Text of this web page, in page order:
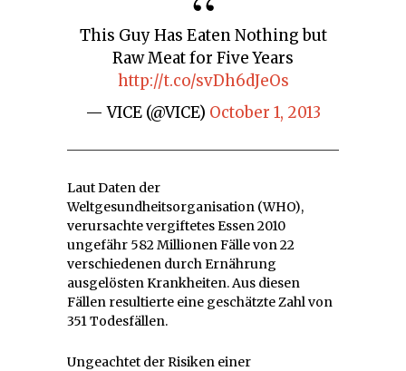
This Guy Has Eaten Nothing but
Raw Meat for Five Years
http://t.co/svDh6dJeOs
— VICE (@VICE) October 1, 2013
Laut Daten der
Weltgesundheitsorganisation (WHO),
verursachte vergiftetes Essen 2010
ungefähr 582 Millionen Fälle von 22
verschiedenen durch Ernährung
ausgelösten Krankheiten. Aus diesen
Fällen resultierte eine geschätzte Zahl von
351 Todesfällen.
Ungeachtet der Risiken einer